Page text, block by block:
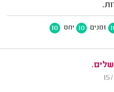
זמנים 10 יחס 10